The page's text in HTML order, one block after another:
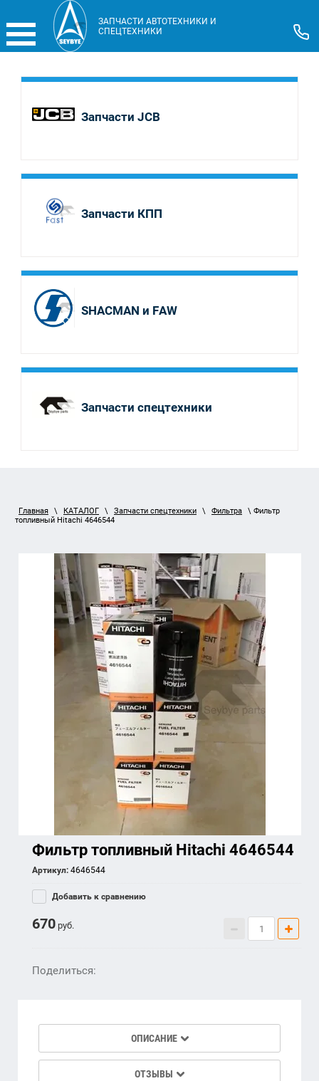
ЗАПЧАСТИ АВТОТЕХНИКИ И
СПЕЦТЕХНИКИ
Запчасти JCB
Запчасти КПП
SHACMAN и FAW
Запчасти спецтехники
Главная \ КАТАЛОГ \ Запчасти спецтехники \ Фильтра
\ Фильтр
топливный Hitachi 4646544
Фильтр топливный Hitachi 4646544
Артикул: 4646544
Добавить к сравнению
670 руб.
Поделиться:
ОПИСАНИЕ
ОТЗЫВЫ